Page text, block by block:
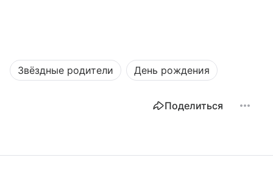
Звёздные родители День рождения
Поделиться